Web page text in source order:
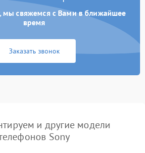
мы свяжемся с Вами в ближайшее
время
Заказать звонок
и другие модели
Sony